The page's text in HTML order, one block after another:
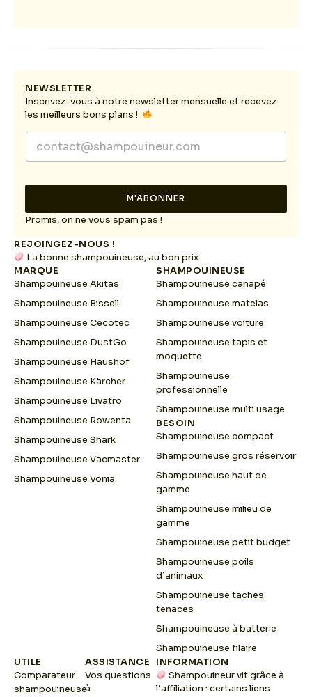
NEWSLETTER
Inscrivez-vous à notre newsletter mensuelle et recevez
les meilleurs bons plans !
a
l
E
m
a
i
E
a
l
M'ABONNER
Promis, on ne vous spam pas !
REJOINGEZ-NOUS !
La bonne shampouineuse, au bon prix.
MARQUE
Shampouineuse Akitas
Shampouineuse Bissell
Shampouineuse Cecotec
Shampouineuse DustGo
Shampouineuse Haushof
Shampouineuse Kärcher
Shampouineuse Livatro
Shampouineuse Rowenta
Shampouineuse Shark
Shampouineuse Vacmaster
Shampouineuse Vonia
SHAMPOUINEUSE
Shampouineuse canapé
Shampouineuse matelas
Shampouineuse voiture
Shampouineuse tapis et
moquette
Shampouineuse
professionnelle
Shampouineuse multi usage
BESOIN
Shampouineuse compact
Shampouineuse gros réservoir
Shampouineuse haut de
gamme
Shampouineuse milieu de
gamme
Shampouineuse petit budget
Shampouineuse poils
d’animaux
Shampouineuse taches
tenaces
Shampouineuse à batterie
Shampouineuse filaire
UTILE
Comparateur
shampouineuse
ASSISTANCE
Vos questions
à
INFORMATION
Shampouineur vit grâce à
l’affiliation : certains liens